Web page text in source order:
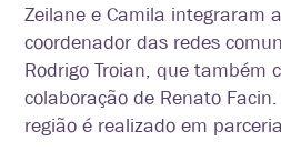
Zeilane e Camila integraram
coordenador das redes
Rodrigo Troian, que também
colaboração de Renato
região é realizado em